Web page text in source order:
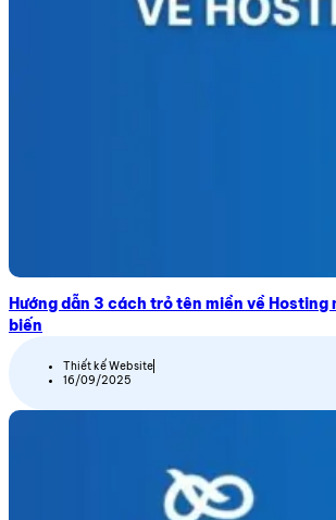
Hướng dẫn 3 cách trỏ tên miền về Hosting
biến
Thiết kế Website
16/09/2025